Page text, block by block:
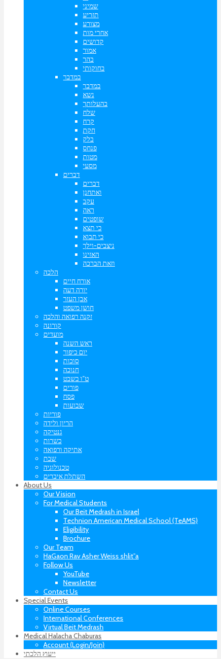
שמיני
תזריע
מצורע
אחרי מות
קדושים
אמור
בהר
בחוקותי
במדבר
במדבר
נשא
בהעלותך
שלח
קרח
חקת
בלק
פנחס
מטות
מסעי
דברים
דברים
ואתחנן
עקב
ראה
שופטים
כי תצא
כי תבוא
ניצבים-וילך
האזינו
וזאת הברכה
הלכה
אורח חיים
יורה דעה
אבן העזר
חושן משפט
זקנה רפואה והלכה
קורונה
מועדים
ראש השנה
יום כיפור
סוכות
חנוכה
ט”ו בשבט
פורים
פסח
שבועות
פוריות
הריון ולידה
גנטיקה
כשרות
אתיקה ורפואה
שבת
טכנולוגיה
השתלת איברים
About Us
Our Vision
For Medical Students
Our Beit Medrash in Israel
Technion American Medical School (TeAMS)
Eligibility
Brochure
Our Team
HaGaon Rav Asher Weiss shlit”a
Follow Us
YouTube
Newsletter
Contact Us
Special Events
Online Courses
International Conferences
Virtual Beit Medrash
Medical Halacha Chaburas
Account (Login/Join)
ייעוץ הלכתי